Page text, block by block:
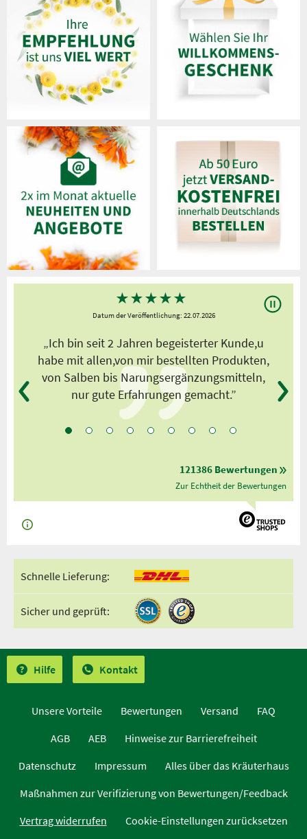
★★★★★
Datum der Veröffentlichung: 22.07.2026
„Ich bin seit 2 Jahren begeisterter Kunde,u
habe mit allen,von mir bestellten Produkten,
von Salben bis Narungsergänzungsmitteln,
nur gute Erfahrungen gemacht.”
121386 Bewertungen
Zur Echtheit der Bewertungen
Schnelle Lieferung:
Sicher und geprüft:
Hilfe Kontakt
Unsere Vorteile Bewertungen Versand
FAQ
AGB
AEB
Hinweise zur Barrierefreiheit
Datenschutz
Impressum
Alles über das Kräuterhaus
Maßnahmen zur Verifizierung von Bewertungen/Feedback
Vertrag widerrufen
Cookie-Einstellungen zurücksetzen